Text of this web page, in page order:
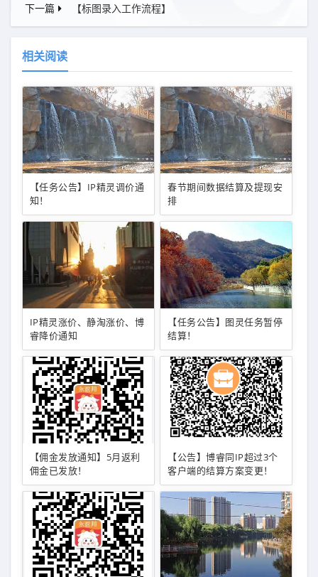
下一篇
【标图录入工作流程】
相关阅读
【任务公告】IP精灵调价通
知！
春节期间数据结算及提现安
排
IP精灵涨价、静淘涨价、博
睿降价通知
【任务公告】图灵任务暂停
结算！
【佣金发放通知】5月返利
佣金已发放！
【公告】博睿同IP超过3个
客户端的结算方案变更！